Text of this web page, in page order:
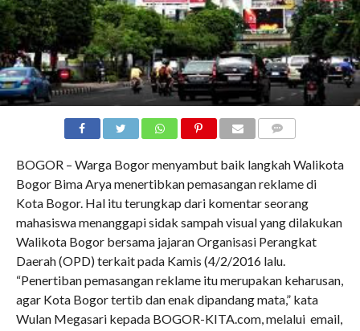
BOGOR – Warga Bogor menyambut baik langkah Walikota
Bogor Bima Arya menertibkan pemasangan reklame di
Kota Bogor. Hal itu terungkap dari komentar seorang
mahasiswa menanggapi sidak sampah visual yang dilakukan
Walikota Bogor bersama jajaran Organisasi Perangkat
Daerah (OPD) terkait pada Kamis (4/2/2016 lalu.
“Penertiban pemasangan reklame itu merupakan keharusan,
agar Kota Bogor tertib dan enak dipandang mata,” kata
Wulan Megasari kepada BOGOR-KITA.com, melalui email,